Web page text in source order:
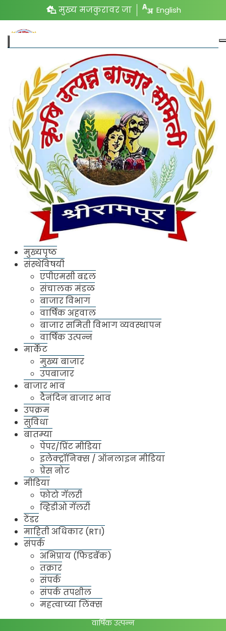
English
मुख्य मजकुरावर जा
मुख्यपृष्ठ
संस्थेविषयी
एपीएमसी बद्दल
संचालक मंडळ
बाजार विभाग
वार्षिक अहवाल
बाजार समिती विभाग व्यवस्थापन
वार्षिक उत्पन्न
मार्केट
मुख्य बाजार
उपबाजार
बाजार भाव
दैनंदिन बाजार भाव
उपक्रम
सुविधा
बातम्या
पेपर/प्रिंट मीडिया
इलेक्ट्रॉनिक्स / ऑनलाइन मीडिया
प्रेस नोट
मीडिया
फोटो गॅलरी
व्हिडीओ गॅलरी
टेंडर
माहिती अधिकार (RTI)
संपर्क
अभिप्राय (फिडबॅक)
तक्रार
संपर्क
संपर्क तपशील
महत्वाच्या लिंक्स
महत्वाच्या लिंक्स
एपीएमसी बद्दल
संचालक मंडळ
वार्षिक अहवाल
बाजार समिती विभाग व्यवस्थापन
वार्षिक उत्पन्न